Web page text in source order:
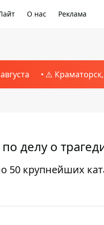
О нас Реклама
⚠️
делу о
50 крупнейших